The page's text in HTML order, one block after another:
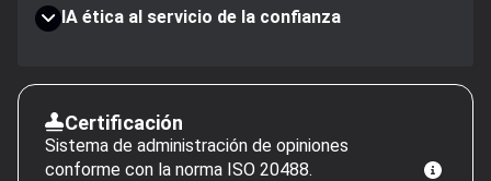
IA ética al servicio de la confianza
Certificación
Sistema de administración de opiniones
conforme con la norma ISO 20488.